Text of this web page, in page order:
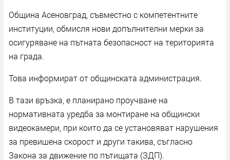
Община Асеновград, съвместно с компетентните
институции, обмисля нови допълнителни мерки за
осигуряване на пътната безопасност на територията
на града.
Това информират от общинската администрация.
В тази връзка, е планирано проучване на
нормативната уредба за монтиране на общински
видеокамери, при които да се установяват нарушения
за превишена скорост и други такива, съгласно
Закона за движение по пътищата (ЗДП).